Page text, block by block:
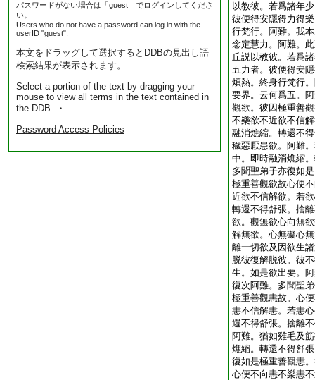
パスワードがない場合は「guest」でログインしてくださ
い。
Users who do not have a password can log in with the
userID "guest".
本文をドラッグして選択するとDDBの見出し語
検索結果が表示されます。
Select a portion of the text by dragging your
mouse to view all terms in the text contained in
the DDB. ・
Password Access Policies
以教彼。若爲諸年
彼便得安隱得力得
行梵行。阿難。我
念定慧力。阿難。
丘説以教彼。若爲
五力者。彼便得安
煩熱。終身行梵行
要界。云何爲五。
觀欲。彼因極重善
不樂欲不近欲不信
融消燋縮。轉還不
穢惡厭患欲。阿難
中。即時融消燋縮
多聞聖弟子亦復如
極重善觀欲故心便
近欲不信解欲。若
轉還不得舒張。捨
欲。觀無欲心向無
解無欲。心無礙心
離一切欲及因欲生
脱彼復解脱彼。彼
生。如是欲出要。
復次阿難。多聞聖
極重善觀恚故。心
恚不信解恚。若恚
還不得舒張。捨離
阿難。猶如雞毛及
燋縮。轉還不得舒
復如是極重善觀恚
心便不向恚不樂恚